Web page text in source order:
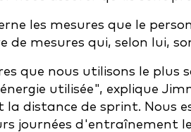
les mesures que le
de mesures qui, selon lui,
que nous utilisons le plus
utilisée", explique
distance de sprint. Nous
journées d'entraînement